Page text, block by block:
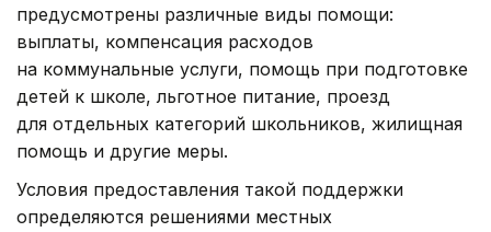
предусмотрены различные виды помощи:
выплаты, компенсация расходов
на коммунальные услуги, помощь при подготовке
детей к школе, льготное питание, проезд
для отдельных категорий школьников, жилищная
помощь и другие меры.
Условия предоставления такой поддержки
определяются решениями местных